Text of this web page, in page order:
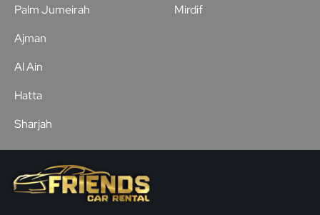
Palm Jumeirah
Mirdif
Ajman
Al Ain
Hatta
Sharjah